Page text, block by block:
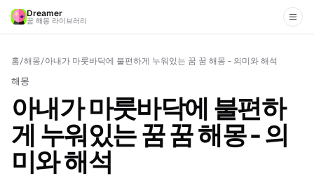
Dreamer
꿈 해몽 라이브러리
홈/해몽/아내가 마룻바닥에 불편하게 누워있는 꿈 꿈 해몽 - 의미와 해석
해몽
아내가 마룻바닥에 불편하
게 누워있는 꿈 꿈 해몽 - 의
미와 해석